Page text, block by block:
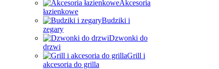
Akcesoria
łazienkowe
Budziki i
zegary
Dzwonki do
drzwi
Grill i
akcesoria do grilla